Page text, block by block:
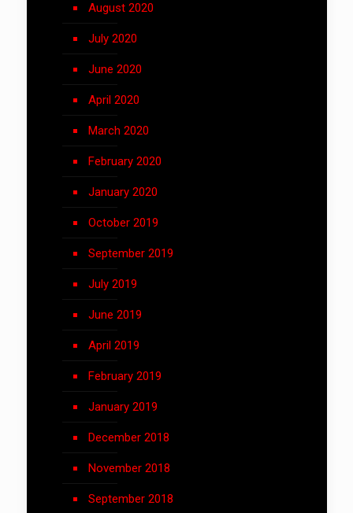
August 2020
July 2020
June 2020
April 2020
March 2020
February 2020
January 2020
October 2019
September 2019
July 2019
June 2019
April 2019
February 2019
January 2019
December 2018
November 2018
September 2018